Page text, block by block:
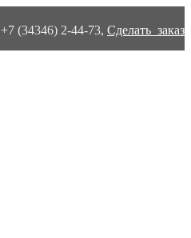
+7 (34346) 2-44-73, Сделать заказ